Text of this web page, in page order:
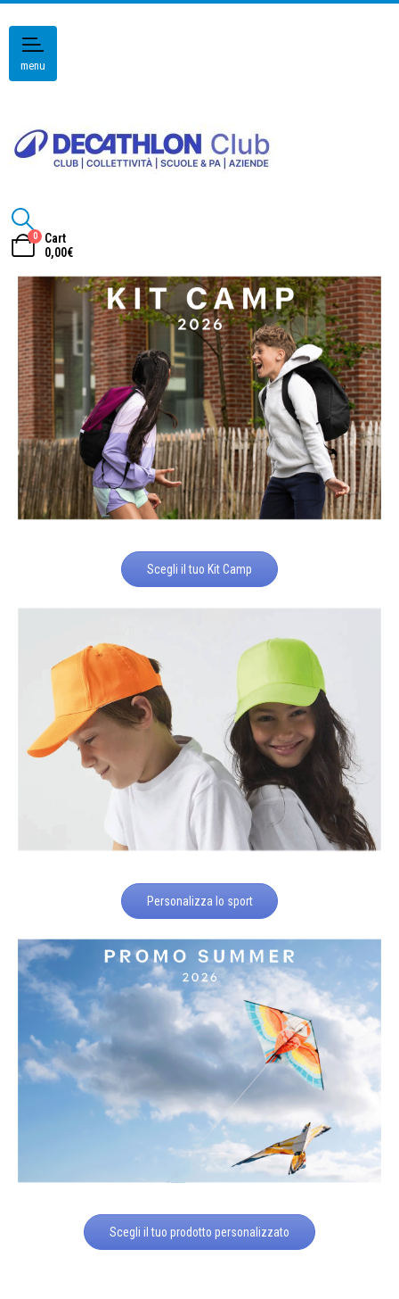
menu
0
Cart
0,00€
Scegli il tuo Kit Camp
Personalizza lo sport
Scegli il tuo prodotto personalizzato